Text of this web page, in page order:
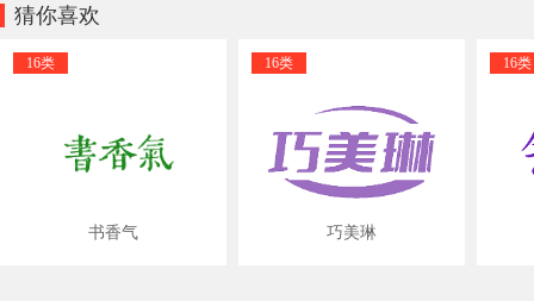
猜你喜欢
16类
书香气
16类
巧美琳
16类